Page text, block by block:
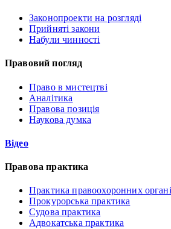
Законопроекти на розгляді
Прийняті закони
Набули чинності
Правовий погляд
Право в мистецтві
Аналітика
Правова позиція
Наукова думка
Відео
Правова практика
Практика правоохоронних
Прокурорська практика
Судова практика
Адвокатська практика